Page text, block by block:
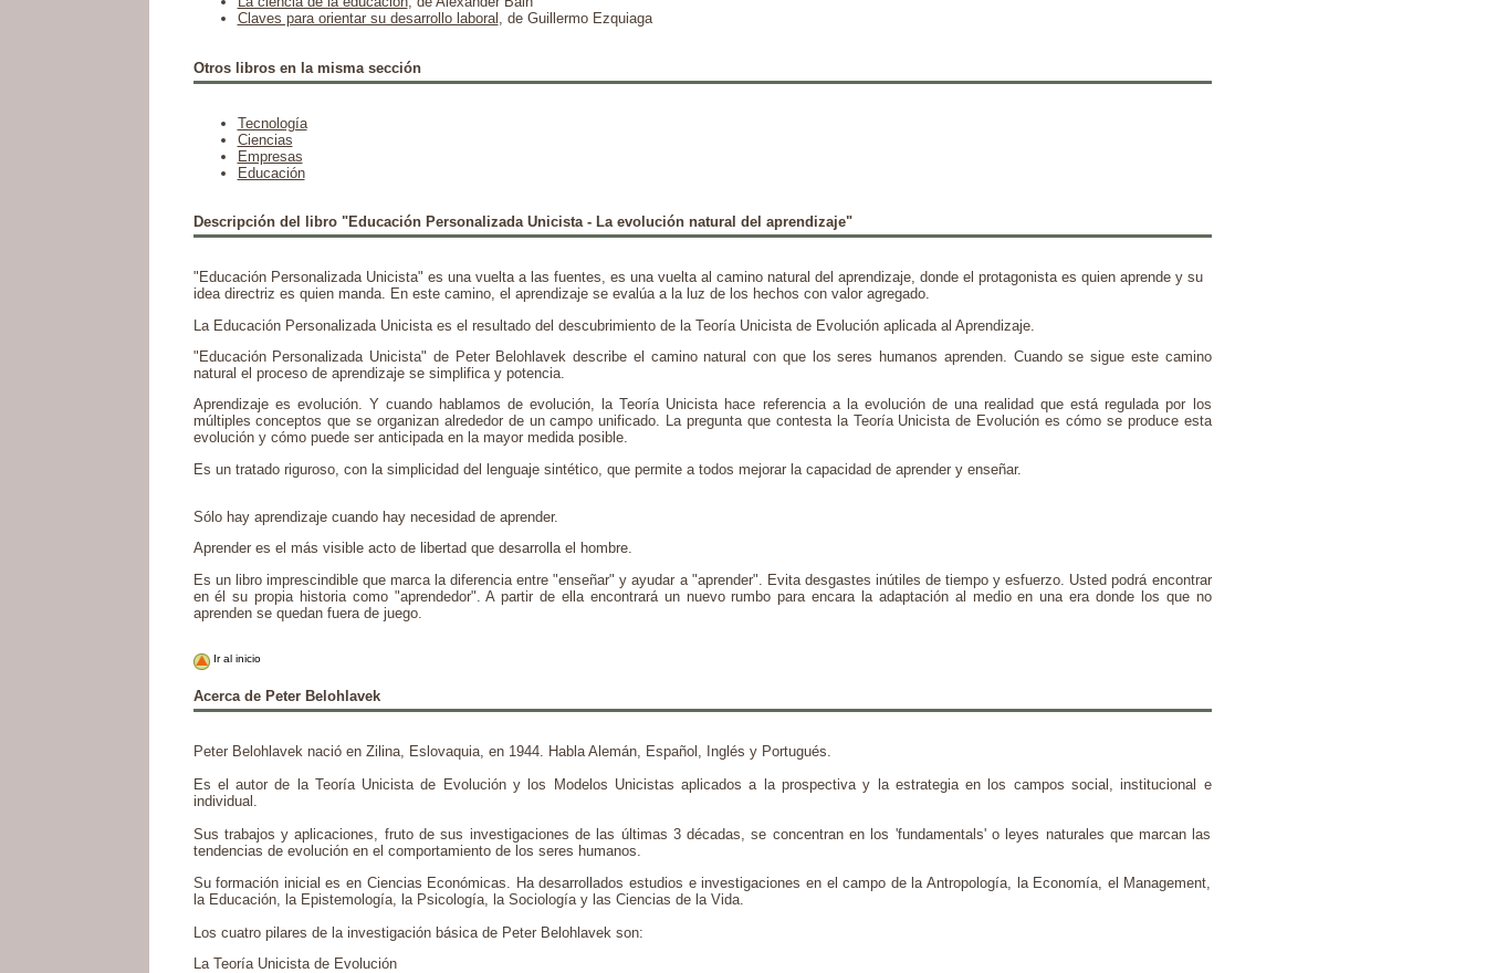
Claves para orientar su desarrollo laboral , de Guillermo Ezquiaga
Otros libros en la misma sección
Tecnología
Ciencias
Empresas
Educación
Descripción del libro "Educación Personalizada Unicista - La evolución natural del aprendizaje"
"Educación Personalizada Unicista" es una vuelta a las fuentes, es una vuelta al camino natural del aprendizaje, donde el protagonista es quien aprende y su
idea directriz es quien manda. En este camino, el aprendizaje se evalúa a la luz de los hechos con valor agregado.
La Educación Personalizada Unicista es el resultado del descubrimiento de la Teoría Unicista de Evolución aplicada al Aprendizaje.
"Educación Personalizada Unicista" de Peter Belohlavek describe el camino natural con que los seres humanos aprenden. Cuando se sigue este camino
natural el proceso de aprendizaje se simplifica y potencia.
Aprendizaje es evolución. Y cuando hablamos de evolución, la Teoría Unicista hace referencia a la evolución de una realidad que está regulada por los
múltiples conceptos que se organizan alrededor de un campo unificado. La pregunta que contesta la Teoría Unicista de Evolución es cómo se produce esta
evolución y cómo puede ser anticipada en la mayor medida posible.
Es un tratado riguroso, con la simplicidad del lenguaje sintético, que permite a todos mejorar la capacidad de aprender y enseñar.
Sólo hay aprendizaje cuando hay necesidad de aprender.
Aprender es el más visible acto de libertad que desarrolla el hombre.
Es un libro imprescindible que marca la diferencia entre "enseñar" y ayudar a "aprender". Evita desgastes inútiles de tiempo y esfuerzo. Usted podrá encontrar
en él su propia historia como "aprendedor". A partir de ella encontrará un nuevo rumbo para encara la adaptación al medio en una era donde los que no
aprenden se quedan fuera de juego.
Ir al inicio
Acerca de Peter Belohlavek
Peter Belohlavek nació en Zilina, Eslovaquia, en 1944. Habla Alemán, Español, Inglés y Portugués.
Es el autor de la Teoría Unicista de Evolución y los Modelos Unicistas aplicados a la prospectiva y la estrategia en los campos social, institucional e
individual.
Sus trabajos y aplicaciones, fruto de sus investigaciones de las últimas 3 décadas, se concentran en los 'fundamentals' o leyes naturales que marcan las
tendencias de evolución en el comportamiento de los seres humanos.
Su formación inicial es en Ciencias Económicas. Ha desarrollados estudios e investigaciones en el campo de la Antropología, la Economía, el Management,
la Educación, la Epistemología, la Psicología, la Sociología y las Ciencias de la Vida.
Los cuatro pilares de la investigación básica de Peter Belohlavek son:
La Teoría Unicista de Evolución